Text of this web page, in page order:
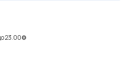
23.00⚙